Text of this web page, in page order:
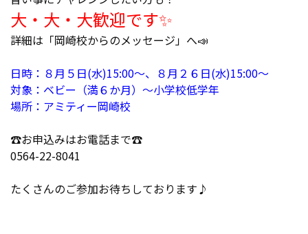
大・大・大歓迎です✨
詳細は「岡崎校からのメッセージ」へ📣
日時：８月５日(水)15:00～、８月２６日(水)15:00～
対象：ベビー（満６か月）～小学校低学年
場所：アミティー岡崎校
☎️お申込みはお電話まで☎️
0564-22-8041
たくさんのご参加お待ちしております♪